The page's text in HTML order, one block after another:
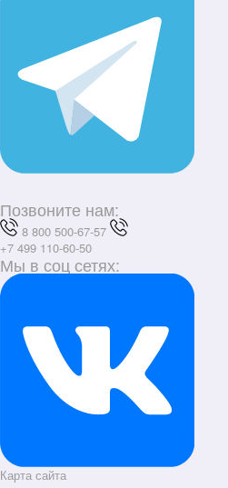
Позвоните нам:
8 800 500-67-57
+7 499 110-60-50
Мы в соц сетях:
Карта сайта